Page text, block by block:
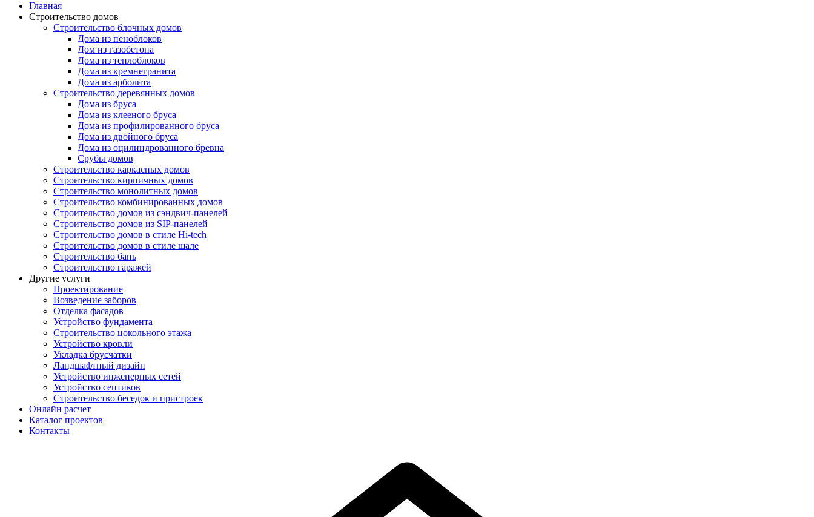
Главная
Строительство домов
Строительство блочных домов
Дома из пеноблоков
Дом из газобетона
Дома из теплоблоков
Дома из кремнегранита
Дома из арболита
Строительство деревянных домов
Дома из бруса
Дома из клееного бруса
Дома из профилированного бруса
Дома из двойного бруса
Дома из оцилиндрованного бревна
Срубы домов
Строительство каркасных домов
Строительство кирпичных домов
Строительство монолитных домов
Строительство комбинированных домов
Строительство домов из сэндвич-панелей
Строительство домов из SIP-панелей
Строительство домов в стиле Hi-tech
Строительство домов в стиле шале
Строительство бань
Строительство гаражей
Другие услуги
Проектирование
Возведение заборов
Отделка фасадов
Устройство фундамента
Строительство цокольного этажа
Устройство кровли
Укладка брусчатки
Ландшафтный дизайн
Устройство инженерных сетей
Устройство септиков
Строительство беседок и пристроек
Онлайн расчет
Каталог проектов
Контакты